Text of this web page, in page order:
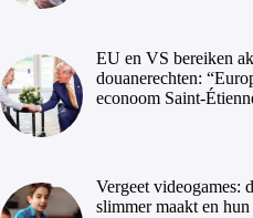
EU en VS bereiken
douanerechten:
econoom Saint-
Vergeet videogames:
slimmer maakt en